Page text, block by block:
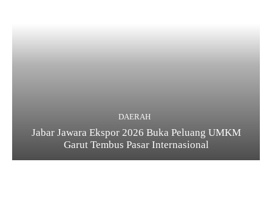
DAERAH
Jabar Jawara Ekspor 2026 Buka Peluang UMKM
Garut Tembus Pasar Internasional